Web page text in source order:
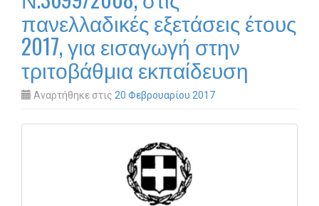
πανελλαδικές εξετάσεις έτους
2017, για εισαγωγή στην
τριτοβάθμια εκπαίδευση
Αναρτήθηκε στις 20 Φεβρουαρίου 2017